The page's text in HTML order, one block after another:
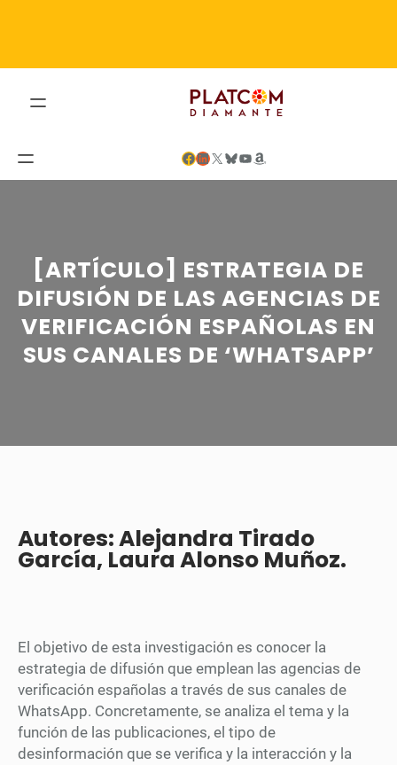
Facebook LinkedIn X Bluesky YouTube Amazon
[ARTÍCULO] ESTRATEGIA DE
DIFUSIÓN DE LAS AGENCIAS DE
VERIFICACIÓN ESPAÑOLAS EN
SUS CANALES DE ‘WHATSAPP’
Autores: Alejandra Tirado
García, Laura Alonso Muñoz.
El objetivo de esta investigación es conocer la
estrategia de difusión que emplean las agencias de
verificación españolas a través de sus canales de
WhatsApp. Concretamente, se analiza el tema y la
función de las publicaciones, el tipo de
desinformación que se verifica y la interacción y la